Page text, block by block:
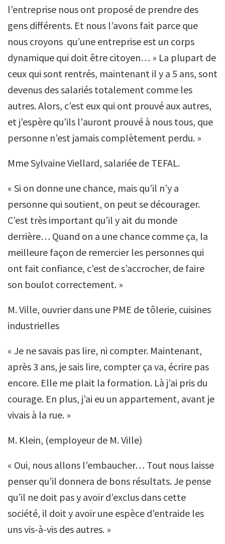
l’entreprise nous ont proposé de prendre des
gens différents. Et nous l’avons fait parce que
nous croyons qu’une entreprise est un corps
dynamique qui doit être citoyen… » La plupart de
ceux qui sont rentrés, maintenant il y a 5 ans, sont
devenus des salariés totalement comme les
autres. Alors, c’est eux qui ont prouvé aux autres,
et j'espère qu'ils l'auront prouvé à nous tous, que
personne n’est jamais complètement perdu. »
Mme Sylvaine Viellard, salariée de TEFAL.
« Si on donne une chance, mais qu’il n’y a
personne qui soutient, on peut se décourager.
C’est très important qu’il y ait du monde
derrière… Quand on a une chance comme ça, la
meilleure façon de remercier les personnes qui
ont fait confiance, c’est de s’accrocher, de faire
son boulot correctement. »
M. Ville, ouvrier dans une PME de tôlerie, cuisines
industrielles
« Je ne savais pas lire, ni compter. Maintenant,
après 3 ans, je sais lire, compter ça va, écrire pas
encore. Elle me plait la formation. Là j’ai pris du
courage. En plus, j’ai eu un appartement, avant je
vivais à la rue. »
M. Klein, (employeur de M. Ville)
« Oui, nous allons l’embaucher… Tout nous laisse
penser qu’il donnera de bons résultats. Je pense
qu’il ne doit pas y avoir d’exclus dans cette
société, il doit y avoir une espèce d’entraide les
uns vis-à-vis des autres. »